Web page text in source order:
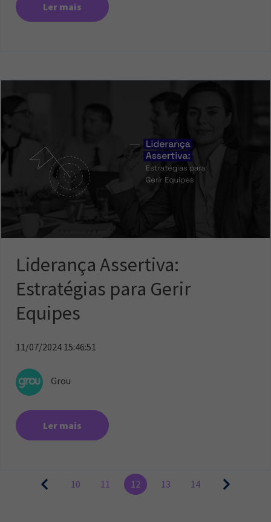
Ler mais
Liderança Assertiva:
Estratégias para Gerir
Equipes
11/07/2024 15:46:51
Grou
Ler mais
10 11 12 13 14